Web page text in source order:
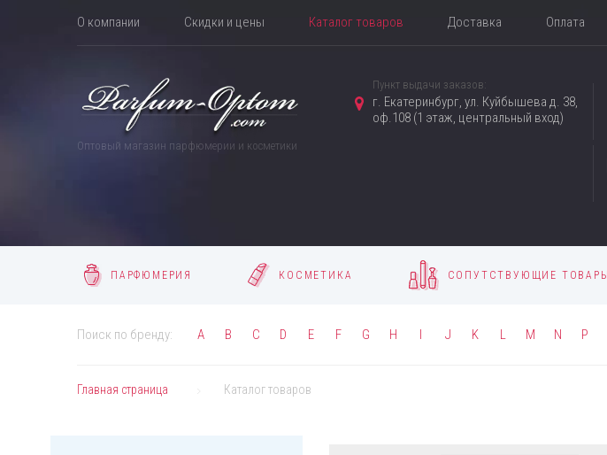
О компании Скидки и цены Каталог товаров Доставка Оплата
Оптовый магазин парфюмерии и косметики
Пункт выдачи заказов:
г. Екатеринбург, ул. Куйбышева д. 38,
оф.108 (1 этаж, центральный вход)
ПАРФЮМЕРИЯ КОСМЕТИКА СОПУТСТВУЮЩИЕ ТОВАРЫ
Поиск по бренду: A B C D E F G H I J K L M N P
Главная страница Каталог товаров